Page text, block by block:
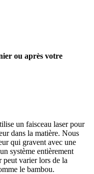
ou après votre
un faisceau laser pour
dans la matière. Nous
qui gravent avec une
système entièrement
peut varier lors de la
le bambou.